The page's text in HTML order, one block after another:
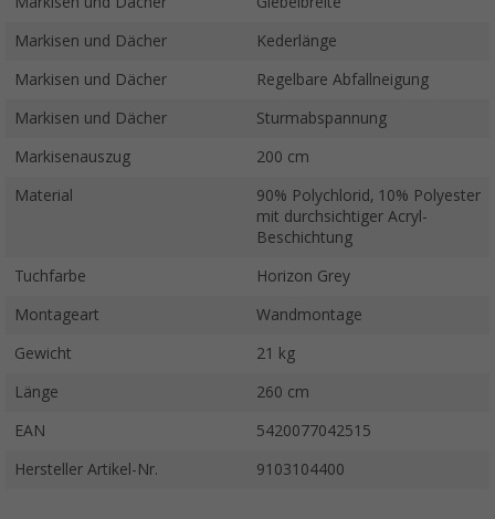
Markisen und Dächer Kederlänge
Markisen und Dächer Regelbare Abfallneigung
Markisen und Dächer Sturmabspannung
Markisenauszug 200 cm
Material
90% Polychlorid, 10% Polyester
mit durchsichtiger Acryl-
Beschichtung
Tuchfarbe Horizon Grey
Montageart Wandmontage
Gewicht 21 kg
Länge 260 cm
EAN 5420077042515
Hersteller Artikel-Nr. 9103104400